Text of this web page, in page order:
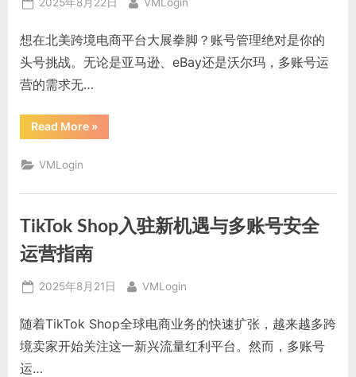
备
器”
2025年8月22日 VMLogin
想在北美跨境电商平台大展拳脚？账号管理绝对是你的
头号挑战。无论是亚马逊、eBay还是沃尔玛，多账号运
营的需求无…
Read More“跨
境
北
账
号
安
全
效
管
战”
»
VMLogin
TikTok Shop入驻新机遇与多账号安全
运营指南
Posted
2025年8月21日 By
VMLogin
随着TikTok Shop全球电商业务的快速扩张，越来越多跨
境卖家开始关注这一新兴流量红利平台。然而，多账号
运…